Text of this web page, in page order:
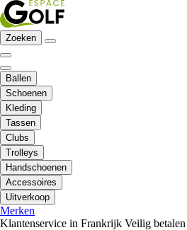
Zoeken
Ballen
Schoenen
Kleding
Tassen
Clubs
Trolleys
Handschoenen
Accessoires
Uitverkoop
Merken
Klantenservice in Frankrijk Veilig betalen